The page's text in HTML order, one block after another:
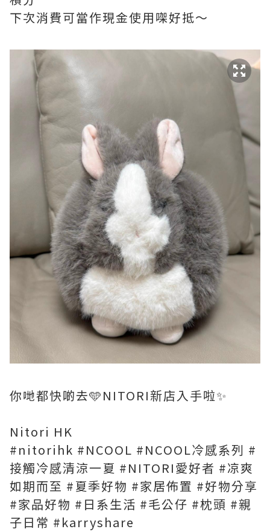
下次消費可當作現金使用㗎好抵～
你哋都快啲去🩵NITORI新店入手啦✨
Nitori HK
#nitorihk #NCOOL #NCOOL冷感系列 #
接觸冷感清涼一夏 #NITORI愛好者 #凉爽
如期而至 #夏季好物 #家居佈置 #好物分享
#家品好物 #日系生活 #毛公仔 #枕頭 #親
子日常 #karryshare